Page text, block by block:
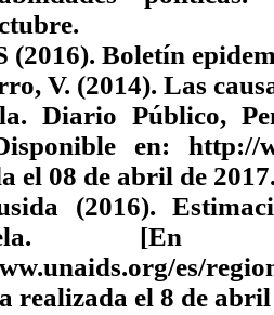
(2016). Boletín
V. (2014). Las
Diario Público,
en: http://
el 08 de abril de
(2016).
[En
es/
realizada el 8 de abril